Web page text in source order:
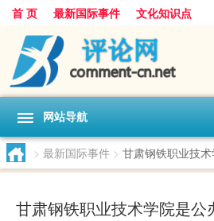
首 页 最新国际事件 文化知识点
网站导航
> 最新国际事件 > 甘肃钢铁职业技
甘肃钢铁职业技术学院是公